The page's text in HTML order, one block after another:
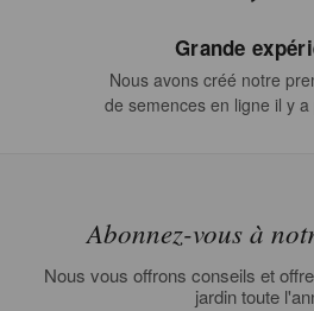
Grande
Nous avons créé notre
de semences en ligne il y
Abonnez-vous à
Nous vous offrons conseils et
jardin toute